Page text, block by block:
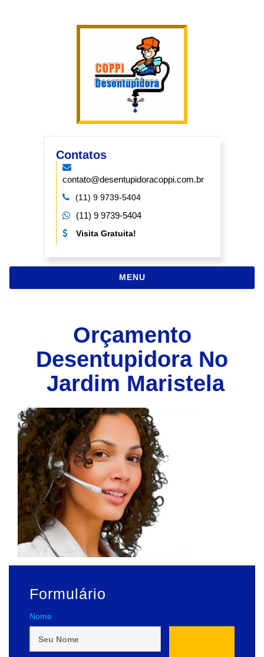
Contatos
contato@desentupidoracoppi.com.br
(11) 9 9739-5404
(11) 9 9739-5404
Visita Gratuita!
MENUNAVEGAÇÃO
Orçamento
Desentupidora No
Jardim Maristela
Formulário
Nome